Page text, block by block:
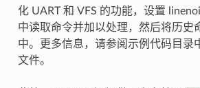
化 UART 和 VFS 的功能，设置
中读取命令并加以处理，然后将历史
中。更多信息，请参阅示例代码目录
文件。